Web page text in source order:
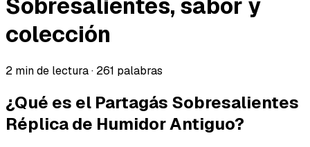
Sobresalientes, sabor y
colección
2 min de lectura · 261 palabras
¿Qué es el Partagás Sobresalientes
Réplica de Humidor Antiguo?